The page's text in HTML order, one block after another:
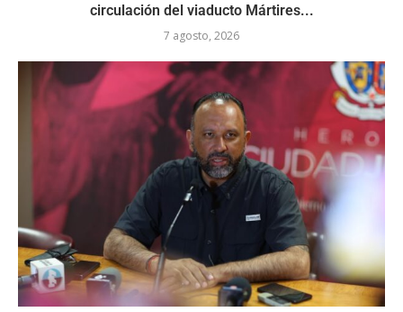
circulación del viaducto Mártires...
7 agosto, 2026